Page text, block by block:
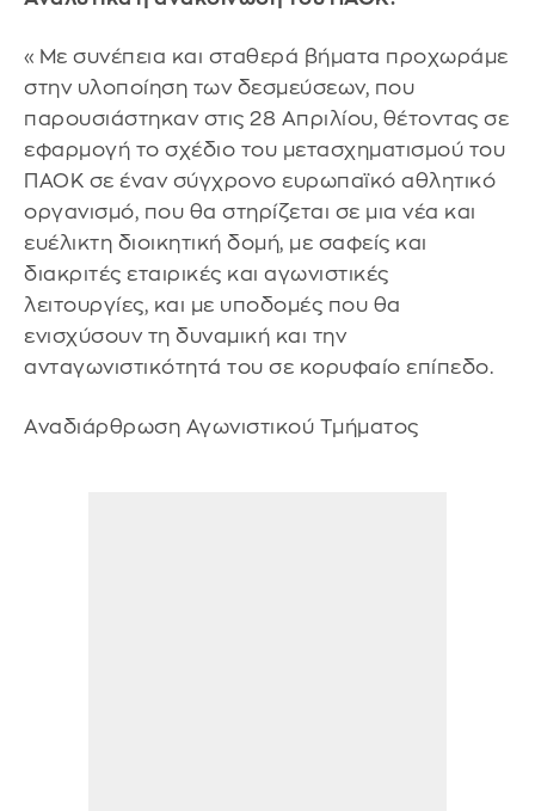
«Με συνέπεια και σταθερά βήματα προχωράμε
στην υλοποίηση των δεσμεύσεων, που
παρουσιάστηκαν στις 28 Απριλίου, θέτοντας σε
εφαρμογή το σχέδιο του μετασχηματισμού του
ΠΑΟΚ σε έναν σύγχρονο ευρωπαϊκό αθλητικό
οργανισμό, που θα στηρίζεται σε μια νέα και
ευέλικτη διοικητική δομή, με σαφείς και
διακριτές εταιρικές και αγωνιστικές
λειτουργίες, και με υποδομές που θα
ενισχύσουν τη δυναμική και την
ανταγωνιστικότητά του σε κορυφαίο επίπεδο.
Αναδιάρθρωση Αγωνιστικού Τμήματος